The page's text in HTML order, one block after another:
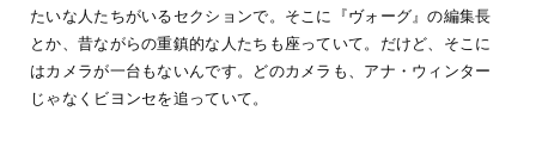
たいな人たちがいるセクションで。そこに『ヴォーグ』の編集長
とか、昔ながらの重鎮的な人たちも座っていて。だけど、そこに
はカメラが一台もないんです。どのカメラも、アナ・ウィンター
じゃなくビヨンセを追っていて。